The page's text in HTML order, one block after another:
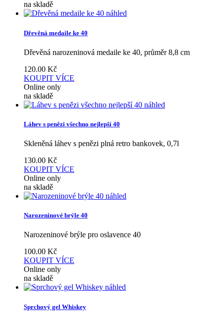
na skladě
náhled
Dřevěná medaile ke 40
Dřevěná narozeninová medaile ke 40, průměr 8,8 cm
120.00 Kč
KOUPIT VÍCE
Online only
na skladě
náhled
Láhev s penězi všechno nejlepší 40
Skleněná láhev s penězi plná retro bankovek, 0,7l
130.00 Kč
KOUPIT VÍCE
Online only
na skladě
náhled
Narozeninové brýle 40
Narozeninové brýle pro oslavence 40
100.00 Kč
KOUPIT VÍCE
Online only
na skladě
náhled
Sprchový gel Whiskey